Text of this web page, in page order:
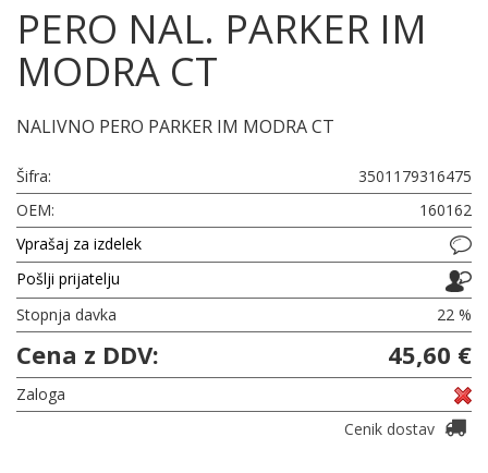
PERO NAL. PARKER IM
MODRA CT
NALIVNO PERO PARKER IM MODRA CT
Šifra:
3501179316475
OEM:
160162
Vprašaj za izdelek
Pošlji prijatelju
Stopnja davka
22 %
Cena z DDV: 45,60 €
Zaloga
Cenik dostav